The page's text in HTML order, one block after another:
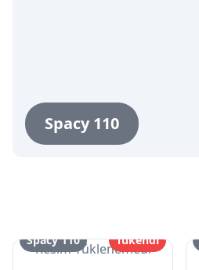
Spacy 110
Resim Yüklenemedi
Spacy 110 Tükendi